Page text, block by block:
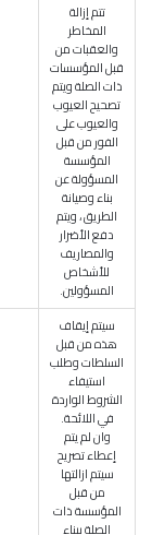
تتم إزالة
المخاطر
والعقبات من
قبل المؤسسات
ذات الصلة ويتم
تصحيح العيوب
والعيوب على
الفور من قبل
المؤسسة
المسؤولة عن
بناء وصيانة
الطريق ، ويتم
دفع الأضرار
والمصاريف
للأشخاص
المسؤولين.
سيتم إيقاف
هذه من قبل
السلطات وطلب
استيفاء
الشروط الواردة
في اللائحة.
وان لم يتم
إعطاء تصريح
سيتم ازالتها
من قبل
المؤسسة ذات
الصلة ببناء